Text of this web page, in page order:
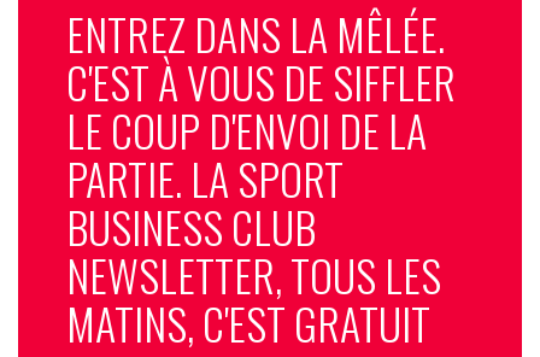
ENTREZ DANS LA MÊLÉE.
C'EST À VOUS DE SIFFLER
LE COUP D'ENVOI DE LA
PARTIE. LA SPORT
BUSINESS CLUB
NEWSLETTER, TOUS LES
MATINS, C'EST GRATUIT